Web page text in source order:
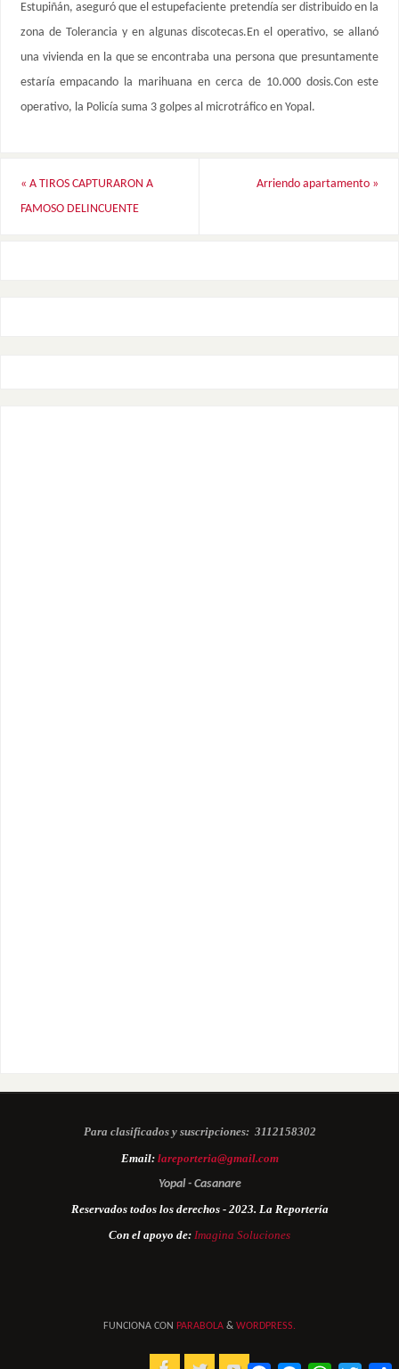
Estupiñán, aseguró que el estupefaciente pretendía ser distribuido en la
zona de Tolerancia y en algunas discotecas.En el operativo, se allanó
una vivienda en la que se encontraba una persona que presuntamente
estaría empacando la marihuana en cerca de 10.000 dosis.Con este
operativo, la Policía suma 3 golpes al microtráfico en Yopal.
« A TIROS CAPTURARON A
FAMOSO DELINCUENTE
Arriendo apartamento »
Para clasificados y suscripciones: 3112158302
Email: lareporteria@gmail.com
Yopal - Casanare
Reservados todos los derechos - 2023. La Reportería
Con el apoyo de: Imagina Soluciones
FUNCIONA CON PARABOLA & WORDPRESS.